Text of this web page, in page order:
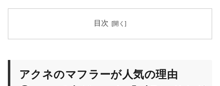
目次
アクネのマフラーが人気の理由